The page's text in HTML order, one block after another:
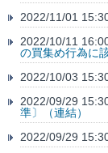
2022/11/01
2022/10/11
の買集め行為に
2022/10/03
2022/09/29
準〕（連結）
2022/09/29